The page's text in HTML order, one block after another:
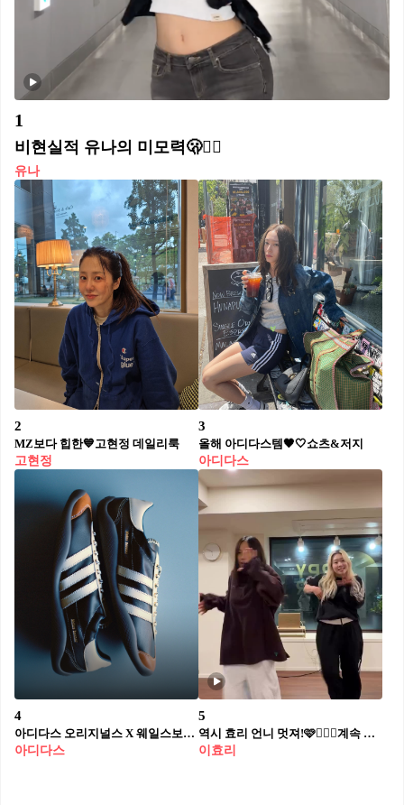
1
비현실적 유나의 미모력🫢❤️‍🔥
유나
2
MZ보다 힙한💙고현정 데일리룩
고현정
3
올해 아디다스템🖤🤍쇼츠&저지
아디다스
4
아디다스 오리지널스 X 웨일스보너⁉️💸
아디다스
5
역시 효리 언니 멋져!🩷🧘🏻‍♀️계속 쳐줘요
이효리